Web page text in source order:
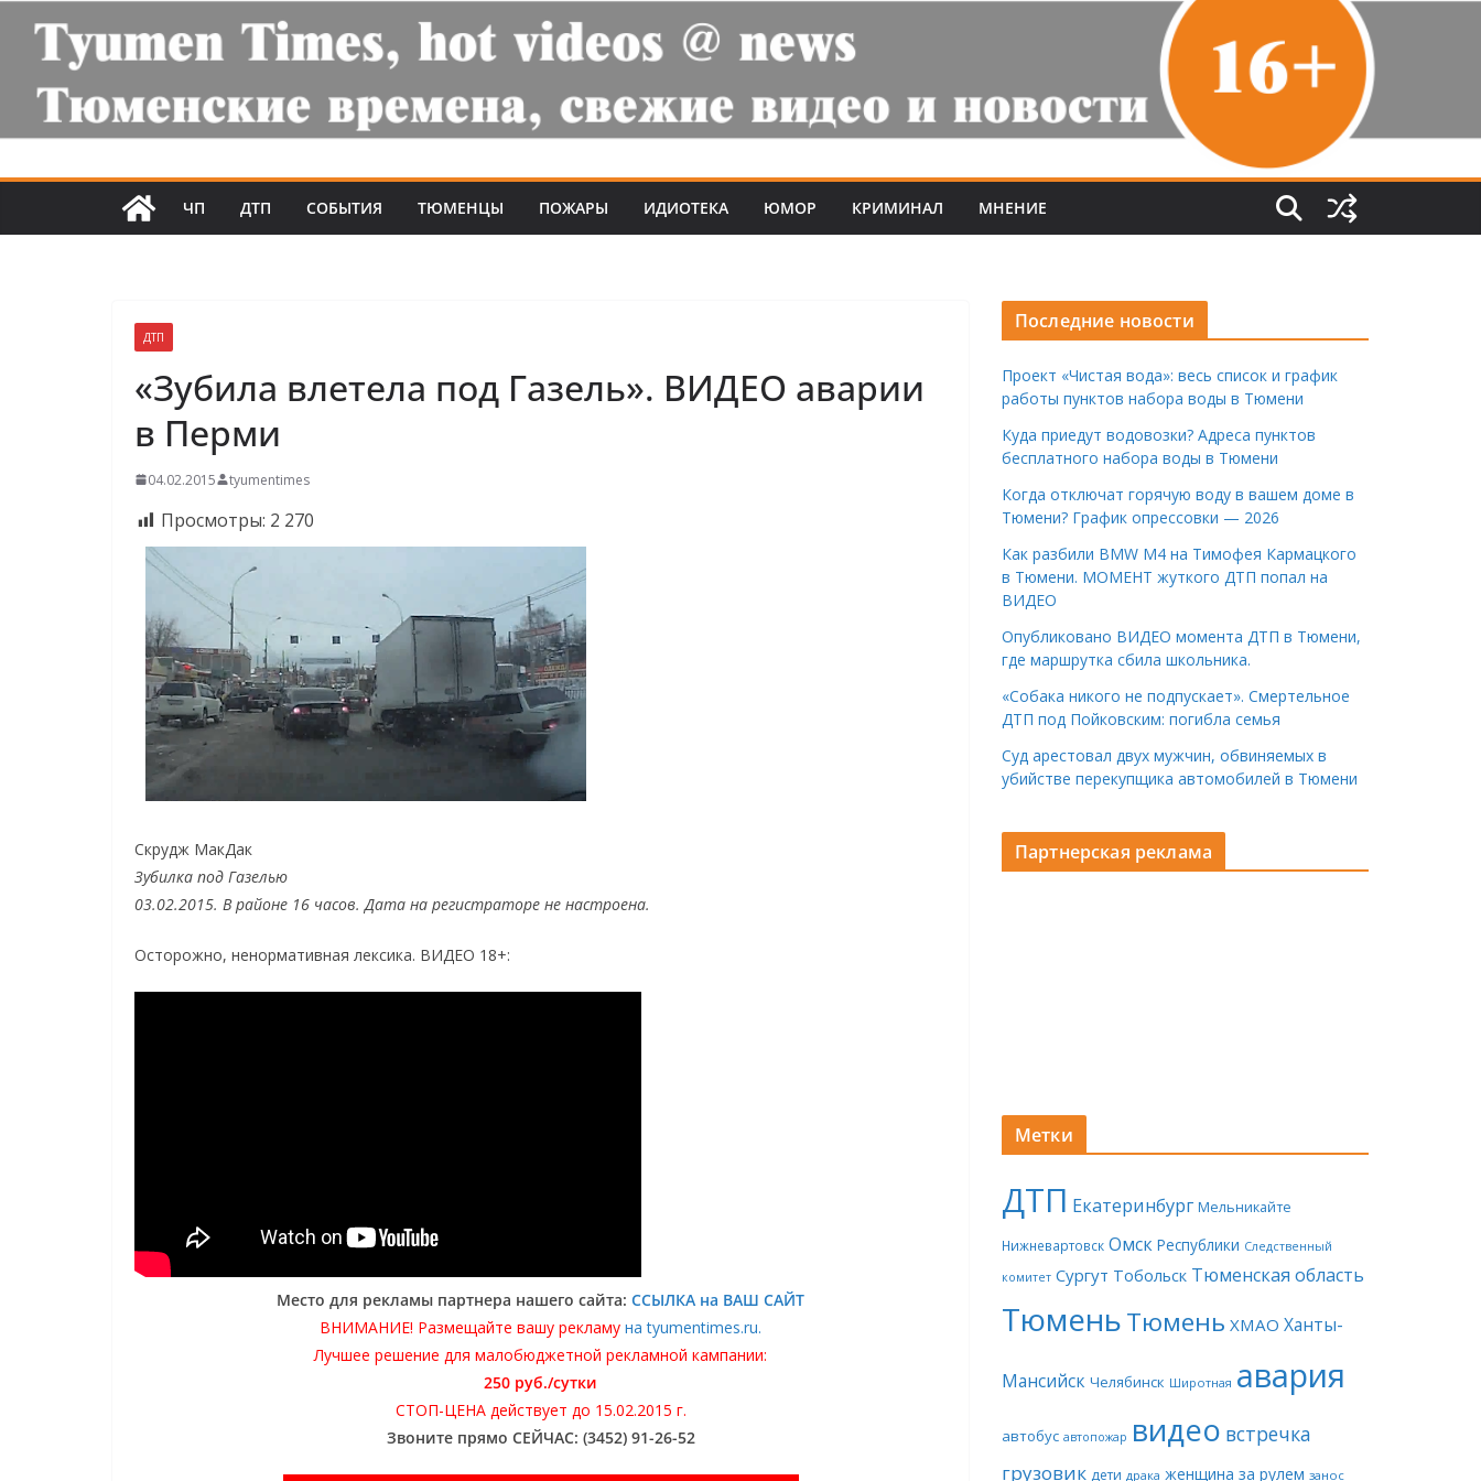
ЧП ДТП СОБЫТИЯ ТЮМЕНЦЫ ПОЖАРЫ ИДИОТЕКА ЮМОР КРИМИНАЛ МНЕНИЕ
ДТП
«Зубила влетела под Газель». ВИДЕО аварии
в Перми
04.02.2015 tyumentimes
Просмотры: 2 270
Скрудж МакДак
Зубилка под Газелью
03.02.2015. В районе 16 часов. Дата на регистраторе не настроена.
Осторожно, ненормативная лексика. ВИДЕО 18+:
Место для рекламы партнера нашего сайта: ССЫЛКА на ВАШ САЙТ
ВНИМАНИЕ! Размещайте вашу рекламу на tyumentimes.ru.
Лучшее решение для малобюджетной рекламной кампании:
250 руб./сутки
СТОП-ЦЕНА действует до 15.02.2015 г.
Звоните прямо СЕЙЧАС: (3452) 91-26-52
Последние новости
Проект «Чистая вода»: весь список и график
работы пунктов набора воды в Тюмени
Куда приедут водовозки? Адреса пунктов
бесплатного набора воды в Тюмени
Когда отключат горячую воду в вашем доме в
Тюмени? График опрессовки — 2026
Как разбили BMW M4 на Тимофея Кармацкого
в Тюмени. МОМЕНТ жуткого ДТП попал на
ВИДЕО
Опубликовано ВИДЕО момента ДТП в Тюмени,
где маршрутка сбила школьника.
«Собака никого не подпускает». Смертельное
ДТП под Пойковским: погибла семья
Суд арестовал двух мужчин, обвиняемых в
убийстве перекупщика автомобилей в Тюмени
Партнерская реклама
Метки
ДТП Екатеринбург Мельникайте
Нижневартовск Омск Республики Следственный
комитет Сургут Тобольск Тюменская область
ТюменьТюмень ХМАО Ханты-
Мансийск Челябинск Широтная авария
автобус автопожар видео встречка
грузовик дети драка женщина за рулем занос